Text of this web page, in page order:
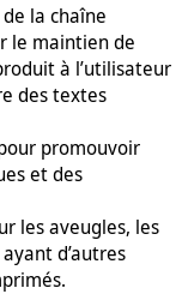
la chaîne
le maintien de
à l’utilisateur
des textes
promouvoir
et des
les aveugles, les
d’autres